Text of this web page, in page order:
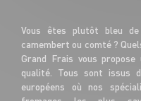
Vous êtes plutôt bleu
camembert ou comté ?
Grand Frais vous
qualité. Tous sont issus
européens où nos